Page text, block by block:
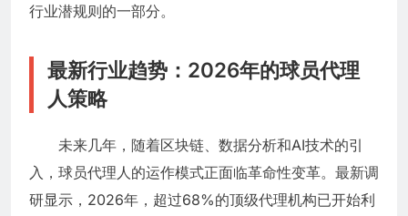
行业潜规则的一部分。
最新行业趋势：2026年的球员代理
人策略
未来几年，随着区块链、数据分析和AI技术的引
入，球员代理人的运作模式正面临革命性变革。最新调
研显示，2026年，超过68%的顶级代理机构已开始利